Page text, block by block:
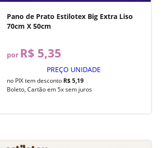
Pano de Prato Estilotex Big Extra Liso
70cm X 50cm
por R$ 5,35
PREÇO UNIDADE
no PIX tem desconto R$ 5,19
Boleto, Cartão em 5x sem juros